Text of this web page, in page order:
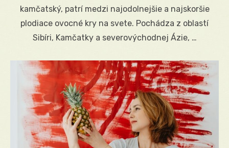
kamčatský, patrí medzi najodolnejšie a najskoršie
plodiace ovocné kry na svete. Pochádza z oblastí
Sibíri, Kamčatky a severovýchodnej Ázie, …